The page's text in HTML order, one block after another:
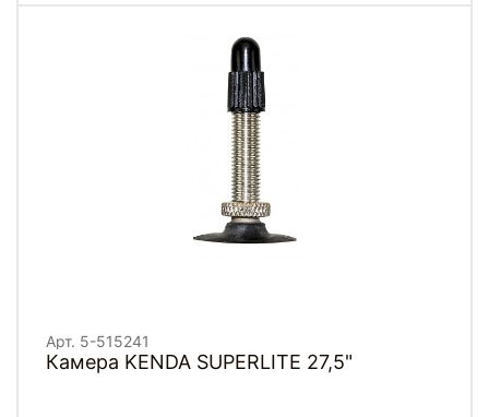
Арт. 5-515241
Камера KENDA SUPERLITE 27,5"